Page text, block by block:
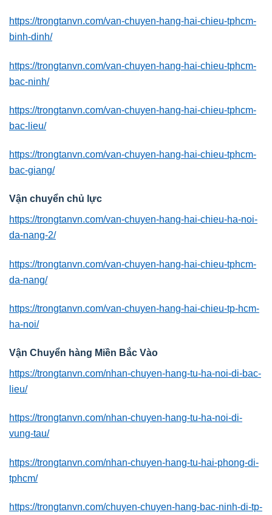
https://trongtanvn.com/van-chuyen-hang-hai-chieu-tphcm-
binh-dinh/
https://trongtanvn.com/van-chuyen-hang-hai-chieu-tphcm-
bac-ninh/
https://trongtanvn.com/van-chuyen-hang-hai-chieu-tphcm-
bac-lieu/
https://trongtanvn.com/van-chuyen-hang-hai-chieu-tphcm-
bac-giang/
Vận chuyển chủ lực
https://trongtanvn.com/van-chuyen-hang-hai-chieu-ha-noi-
da-nang-2/
https://trongtanvn.com/van-chuyen-hang-hai-chieu-tphcm-
da-nang/
https://trongtanvn.com/van-chuyen-hang-hai-chieu-tp-hcm-
ha-noi/
Vận Chuyển hàng Miền Bắc Vào
https://trongtanvn.com/nhan-chuyen-hang-tu-ha-noi-di-bac-
lieu/
https://trongtanvn.com/nhan-chuyen-hang-tu-ha-noi-di-
vung-tau/
https://trongtanvn.com/nhan-chuyen-hang-tu-hai-phong-di-
tphcm/
https://trongtanvn.com/chuyen-chuyen-hang-bac-ninh-di-tp-